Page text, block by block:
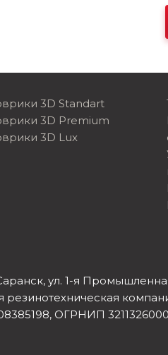
3D Standart
3D Premium
3D Lux
ул. 1-я
резинотехническая
ОГРНИП